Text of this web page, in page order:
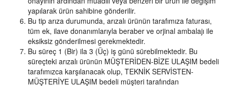
yapılarak ürün sahibine gönderilir.
Bu tip arıza durumunda, arızalı ürünün tarafımıza faturası,
tüm ek, ilave donanımlarıyla beraber ve orjinal ambalajı ile
eksiksiz gönderilmesi gerekmektedir.
Bu süreç 1 (Bir) ila 3 (Üç) iş günü sürebilmektedir. Bu
süreçteki arızalı ürünün MÜŞTERİDEN-BİZE ULAŞIM bedeli
tarafımızca karşılanacak olup, TEKNİK SERVİSTEN-
MÜŞTERİYE ULAŞIM bedeli müşteri tarafından